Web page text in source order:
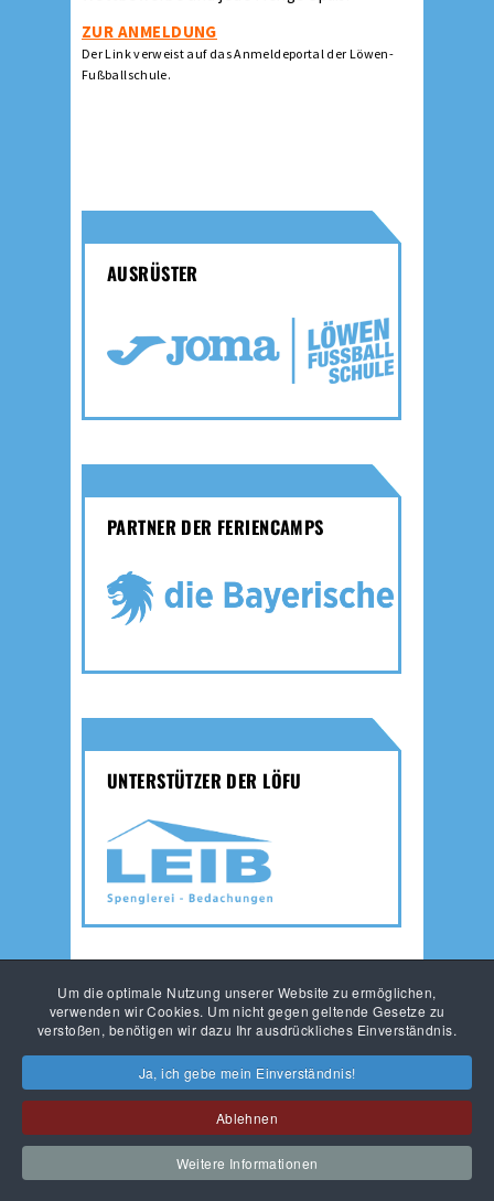
Um die optimale Nutzung unserer Website zu ermöglichen,
verwenden wir Cookies. Um nicht gegen geltende Gesetze zu
verstoßen, benötigen wir dazu Ihr ausdrückliches Einverständnis.
Ja, ich gebe mein Einverständnis!
Ablehnen
Weitere Informationen
ZUR ANMELDUNG
Der Link verweist auf das Anmeldeportal der Löwen-
Fußballschule.
AUSRÜSTER
PARTNER DER FERIENCAMPS
UNTERSTÜTZER DER LÖFU
JUNGLÖWEN
AMATEURFUSSBALL
HAUPTVEREIN
IMPRESSUM
DATENSCHUTZ
AGB